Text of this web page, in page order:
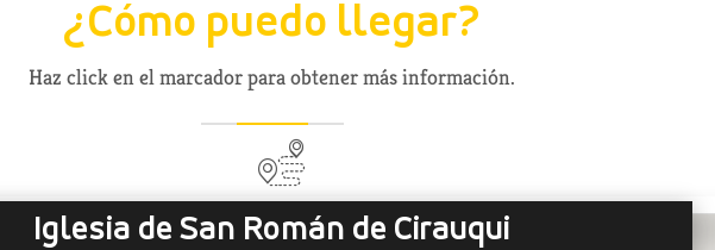
¿Cómo puedo llegar?
Haz click en el marcador para obtener más información.
Iglesia de San Román de Cirauqui